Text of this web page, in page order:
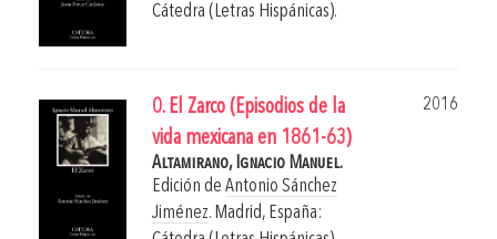
Cátedra (Letras Hispánicas).
0. El Zarco (Episodios de la
vida mexicana en 1861-63)
2016
Altamirano, Ignacio Manuel.
Edición de Antonio Sánchez
Jiménez. Madrid, España: